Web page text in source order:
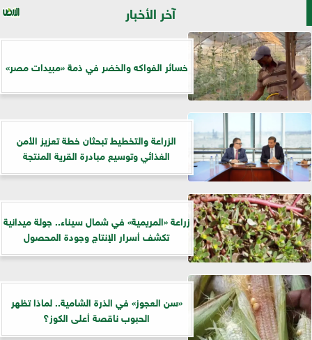
آخر الأخبار
خسائر الفواكه والخضر في ذمة «مبيدات مصر»
الزراعة والتخطيط تبحثان خطة تعزيز الأمن
الغذائي وتوسيع مبادرة القرية المنتجة
زراعة «المريمية» في شمال سيناء.. جولة ميدانية
تكشف أسرار الإنتاج وجودة المحصول
«سن العجوز» في الذرة الشامية.. لماذا تظهر
الحبوب ناقصة أعلى الكوز؟